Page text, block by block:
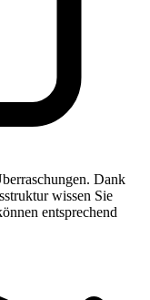
Dank
wissen Sie
entsprechend